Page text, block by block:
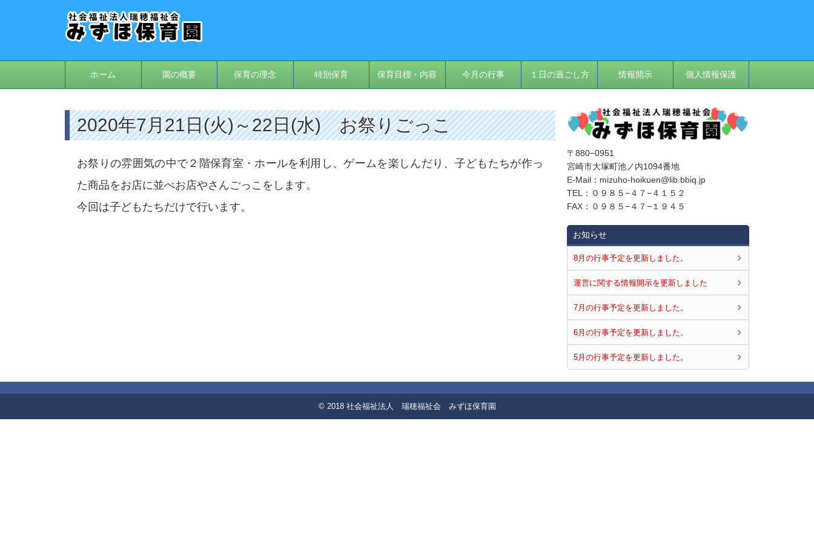
ホーム 園の概要 保育の理念 特別保育 保育目標・内容 今月の行事 １日の過ごし方 情報開示 個人情報保護
2020年7月21日(火)～22日(水) お祭りごっこ
お祭りの雰囲気の中で２階保育室・ホールを利用し、ゲームを楽しんだり、子どもたちが作っ
た商品をお店に並べお店やさんごっこをします。
今回は子どもたちだけで行います。
〒880−0951
宮崎市大塚町池ノ内1094番地
E‐Mail：mizuho-hoikuen@lib.bbiq.jp
TEL：０９８５−４７−４１５２
FAX：０９８５−４７−１９４５
お知らせ
8月の行事予定を更新しました。
運営に関する情報開示を更新しました
7月の行事予定を更新しました。
6月の行事予定を更新しました。
5月の行事予定を更新しました。
© 2018 社会福祉法人 瑞穂福祉会 みずほ保育園